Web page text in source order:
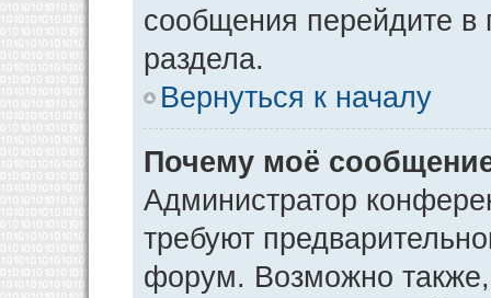
сообщения перейдите в
раздела.
Вернуться к началу
Почему моё
Администратор
требуют
форум. Возможно